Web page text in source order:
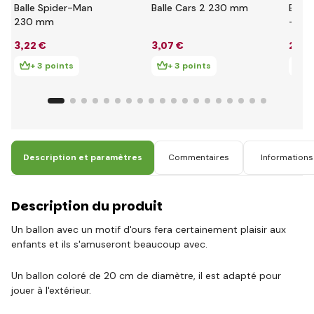
Balle Spider-Man
230 mm
3,22 €
+ 3 points
Balle Cars 2 230 mm
3,07 €
+ 3 points
Balle
-
2
Description et paramètres Commentaires
Description du produit
Un ballon avec un motif d'ours fera certainement plaisir aux
enfants et ils s'amuseront beaucoup avec.
Un ballon coloré de 20 cm de diamètre, il est adapté pour
jouer à l'extérieur.